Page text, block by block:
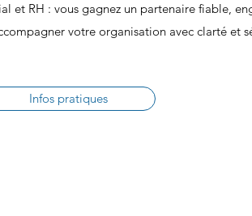
et RH : vous gagnez un partenaire fiable,
votre organisation avec clarté et
Infos pratiques